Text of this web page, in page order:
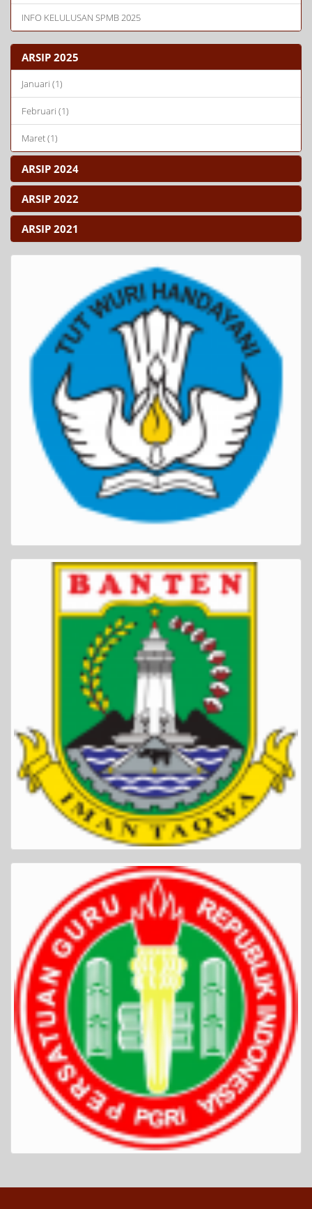
INFO KELULUSAN SPMB 2025
ARSIP 2025
Januari (1)
Februari (1)
Maret (1)
ARSIP 2024
ARSIP 2022
ARSIP 2021